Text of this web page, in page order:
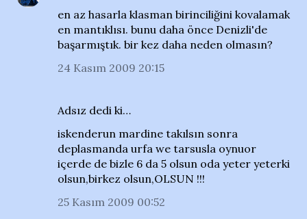
en az hasarla klasman birinciliğini kovalamak
en mantıklısı. bunu daha önce Denizli'de
başarmıştık. bir kez daha neden olmasın?
24 Kasım 2009 20:15
Adsız dedi ki…
iskenderun mardine takılsın sonra
deplasmanda urfa we tarsusla oynuor
içerde de bizle 6 da 5 olsun oda yeter yeterki
olsun,birkez olsun,OLSUN !!!
25 Kasım 2009 00:52